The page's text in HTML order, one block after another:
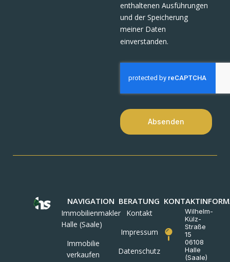
enthaltenen Ausführungen
und der Speicherung
meiner Daten
einverstanden.
Absenden
NAVIGATION
Immobilienmakler
Halle (Saale)
Immobilie
verkaufen
BERATUNG
Kontakt
Impressum
Datenschutz
Wilhelm-
Külz-
Straße
15
06108
Halle
(Saale)